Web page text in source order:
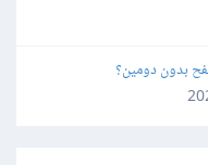
بدون دومين؟